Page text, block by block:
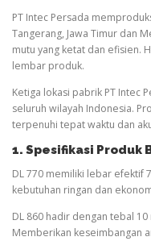
PT Intec Persada
Tangerang, Jawa Timur dan
mutu yang ketat dan efisien.
lembar produk.
Ketiga lokasi pabrik PT Intec
seluruh wilayah Indonesia.
terpenuhi tepat waktu dan
1. Spesifikasi Produk
DL 770 memiliki lebar efektif
kebutuhan ringan dan
DL 860 hadir dengan tebal
Memberikan keseimbangan